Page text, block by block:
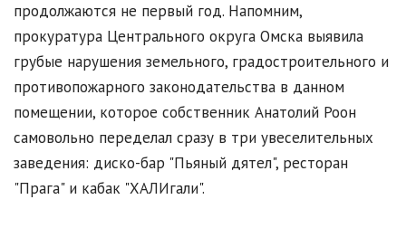
продолжаются не первый год. Напомним,
прокуратура Центрального округа Омска выявила
грубые нарушения земельного, градостроительного и
противопожарного законодательства в данном
помещении, которое собственник Анатолий Роон
самовольно переделал сразу в три увеселительных
заведения: диско-бар "Пьяный дятел", ресторан
"Прага" и кабак "ХАЛИгали".